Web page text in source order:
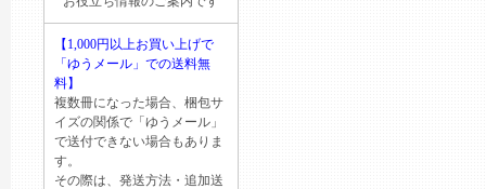
【1,000円以上お買い上げで
「ゆうメール」での送料無
料】
複数冊になった場合、梱包サ
イズの関係で「ゆうメール」
で送付できない場合もありま
す。
その際は、発送方法・追加送